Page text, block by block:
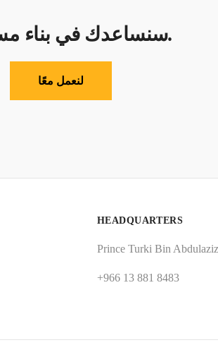
سنساعدك في بناء مستقبلك.
لنعمل معًا
HEADQUARTERS
Prince Turki Bin
+966 13 881 8483